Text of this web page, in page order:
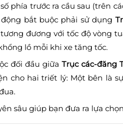
phía trước ra cầu sau (trên
bắt buộc phải sử dụng
đương với tốc độ vòng
lồ mỗi khi xe tăng tốc.
đối đầu giữaTrục các-đăng
cho hai triết lý: Một bên là
sâu giúp bạn đưa ra lựa